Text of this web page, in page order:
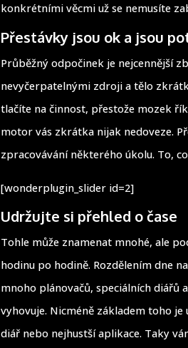
konkrétními věcmi už se nemusíte
Přestávky jsou ok a jsou
Průběžný odpočinek je nejcennější
nevyčerpatelnými zdroji a tělo
tlačíte na činnost, přestože mozek
motor vás zkrátka nijak nedoveze.
zpracovávání některého úkolu. To,
[wonderplugin_slider id=2]
Udržujte si přehled o čase
Tohle může znamenat mnohé, ale
hodinu po hodině. Rozdělením dne
mnoho plánovačů, speciálních diářů
vyhovuje. Nicméně základem toho
diář nebo nejhustší aplikace. Taky